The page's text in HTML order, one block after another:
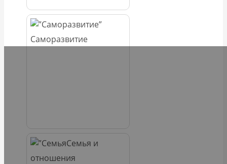
Саморазвитие
Семья и
отношения